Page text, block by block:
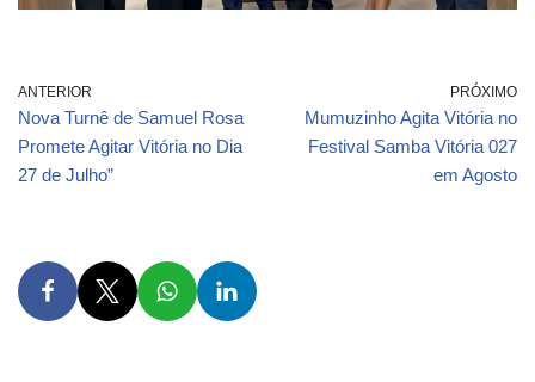
ANTERIOR
Nova Turnê de Samuel Rosa
Promete Agitar Vitória no Dia
27 de Julho”
PRÓXIMO
Mumuzinho Agita Vitória no
Festival Samba Vitória 027
em Agosto